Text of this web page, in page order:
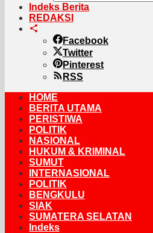
Indeks Berita
REDAKSI
Facebook
Twitter
Pinterest
RSS
HOME
BERITA UTAMA
PERISTIWA
POLITIK
NASIONAL
HUKUM & KRIMINAL
SUMUT
INTERNASIONAL
POLITIK
BENGKULU
SIAK
SUMATERA SELATAN
Indeks